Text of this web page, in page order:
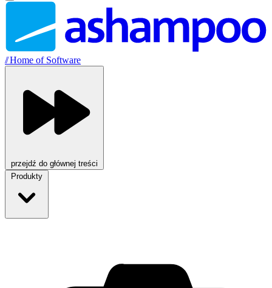
//Home of Software
przejdź do głównej treści
Produkty